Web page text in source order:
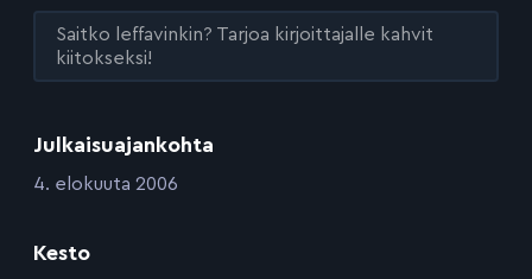
Julkaisuajankohta
:4. elokuuta 2006
Kesto
Saitko leffavinkin? Tarjoa kirjoittajalle kahvit
kiitokseksi!